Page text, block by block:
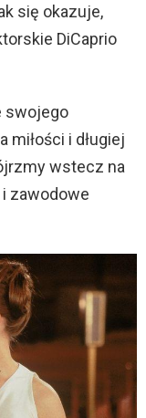
się okazuje,
DiCaprio
swojego
miłości i długiej
wstecz na
zawodowe